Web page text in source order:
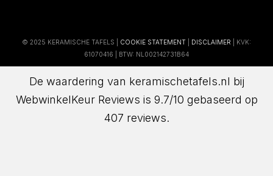
© 2025 KERAMISCHE TAFELS | COOKIE STATEMENT DISCLAIMER | KVK:
61070416 | BTW: NL002142731B64
De waardering van keramischetafels.nl bij
WebwinkelKeur Reviews is 9.7/10 gebaseerd op
407 reviews.